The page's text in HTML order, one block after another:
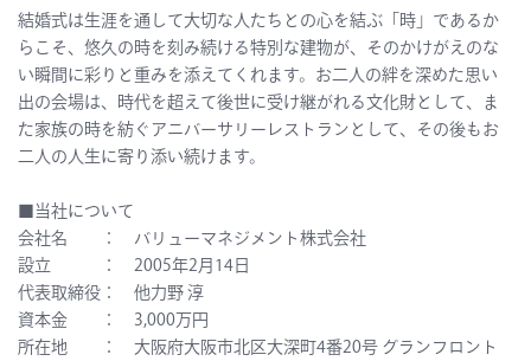
結婚式は生涯を通して大切な人たちとの心を結ぶ「時」であるか
らこそ、悠久の時を刻み続ける特別な建物が、そのかけがえのな
い瞬間に彩りと重みを添えてくれます。お二人の絆を深めた思い
出の会場は、時代を超えて後世に受け継がれる文化財として、ま
た家族の時を紡ぐアニバーサリーレストランとして、その後もお
二人の人生に寄り添い続けます。
■当社について
会社名 ： バリューマネジメント株式会社
設立 ： 2005年2月14日
代表取締役： 他力野 淳
資本金 ： 3,000万円
所在地 ： 大阪府大阪市北区大深町4番20号 グランフロント